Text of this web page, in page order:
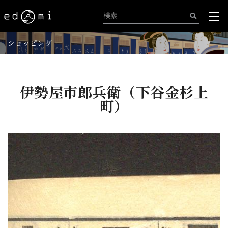
ショッピング
伊勢屋市郎兵衛（下谷金杉上
町）
+
-
458/515